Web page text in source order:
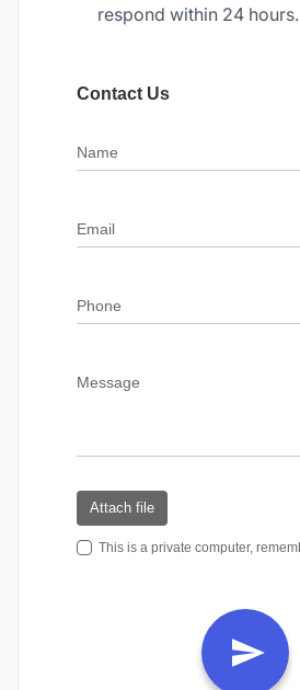
respond within 24 hours.